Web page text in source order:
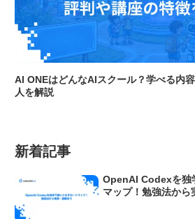
AI ONEはどんなAIスクール？学べる内
人を解説
新着記事
OpenAI Codexを独
マップ！勉強法から